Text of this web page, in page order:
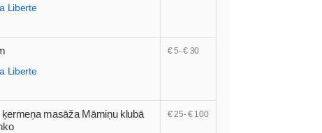
Liberte
Liberte
€ 5- € 30
masāža Māmiņu klubā
€ 25- € 100